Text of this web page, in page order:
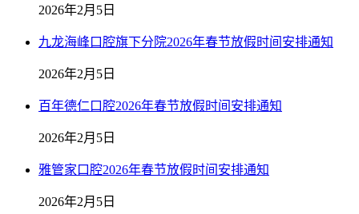
2026年2月5日
九龙海峰口腔旗下分院2026年春节放假时间安排通知
2026年2月5日
百年德仁口腔2026年春节放假时间安排通知
2026年2月5日
雅管家口腔2026年春节放假时间安排通知
2026年2月5日